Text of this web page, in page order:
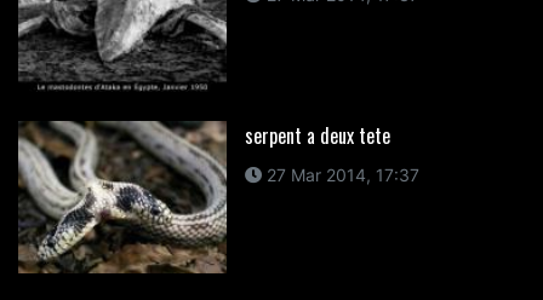
serpent a deux tete
27 Mar 2014, 17:37